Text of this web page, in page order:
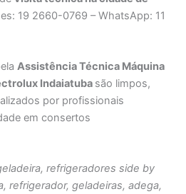
19 2660-0769 – WhatsApp: 11
Assistência Técnica Máquina
Indaiatuba são limpos,
por profissionais
em consertos
refrigeradores side by
refrigerador, geladeiras, adega,